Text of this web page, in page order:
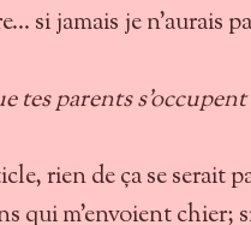
si jamais je n'aurais
tes parents
rien de ça se serait
qui m'envoient chier;